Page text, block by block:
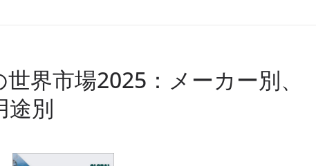
界市場2025：メーカー別、
途別